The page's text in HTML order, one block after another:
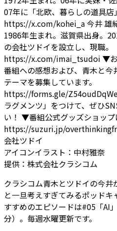
07年に「北欧、暮らしの道具店
https://x.com/kohei_a今井 雄
1986年生まれ。滋賀県出身。
の会社ツドイを設立し、現職。
https://x.com/imai_tsudoi ▼
番組への感想および、青木と今
テーマを募集しています。
https://forms.gle/
ラグメンツ」をつけて、ぜひ
い！ ▼番組公式グッズショップ
https://suzuri.jp/
会社ツドイ
アイコンイラスト：中村雅奈
提供：株式会社クラシコム
クラシコム青木とツドイの今井
と一旦考えすぎてみるポッド
すすめのエピソードは#05「AI
分）。毎週水曜更新です。